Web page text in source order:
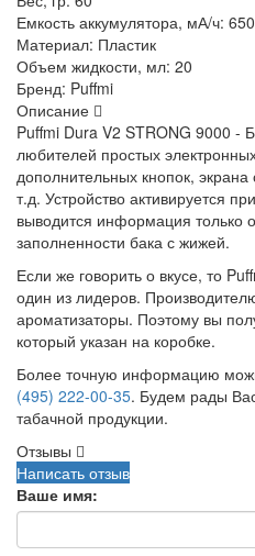
Емкость аккумулятора, мА/ч: 650
Материал: Пластик
Объем жидкости, мл: 20
Бренд: Puffmi
Описание
Puffmi Dura V2 STRONG 9000
любителей простых
дополнительных кнопок,
т.д. Устройство активируется
выводится информация только
заполненности бака с жижей.
Если же говорить о вкусе, то
один из лидеров.
ароматизаторы. Поэтому вы
который указан на коробке.
Более точную информацию
(495) 222-00-35. Будем рады
табачной продукции.
Отзывы
Написать отзыв
Ваше имя: